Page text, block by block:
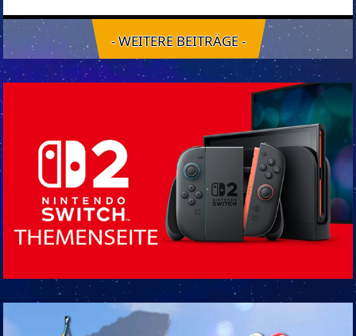
- WEITERE BEITRÄGE -